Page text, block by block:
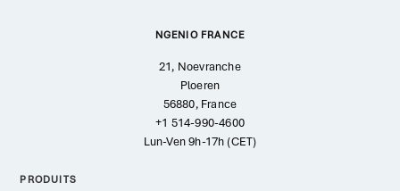
NGENIO FRANCE
21, Noevranche
Ploeren
56880, France
+1 514-990-4600
Lun-Ven 9h-17h (CET)
PRODUITS